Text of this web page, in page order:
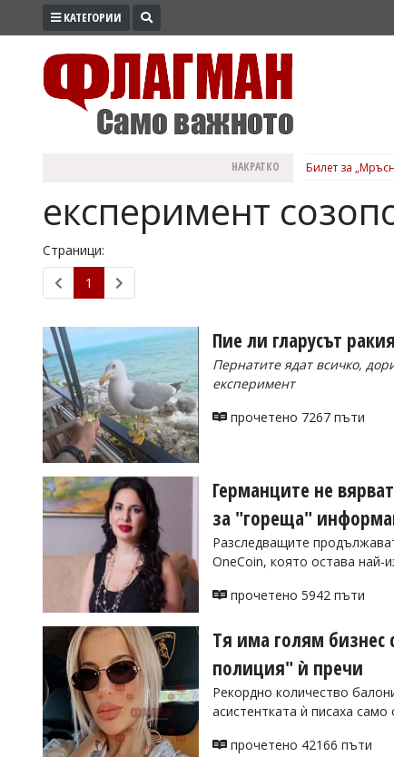
ПРОМО
ЗДРАВЕ
ПОЛИТИКА
ОБЩИНИ
ОБЩЕСТВО
ЛАЙФСТАЙЛ
ВОЙНАТА
УКРАЙНА
СПОРТ
РАЗСЛЕДВАНЕ
БИЗНЕС
v.vasilev@flagman.bg
k.kassabova@flagman.bg
Главен
редактор:
КАТЕГОРИИ
НАКРАТКО Билет за
експеримент
Страници:
1
Пие ли гларусът ракия
Пернатите ядат всичко,
експеримент
прочетено 7267 пъти
Германците не
за "гореща"
Разследващите
OneCoin, която остава
прочетено 5942 пъти
Тя има голям бизнес
полиция" ѝ пречи
Рекордно количество
асистентката ѝ писаха само
прочетено 42166 пъти